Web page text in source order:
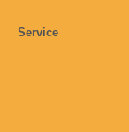
Service